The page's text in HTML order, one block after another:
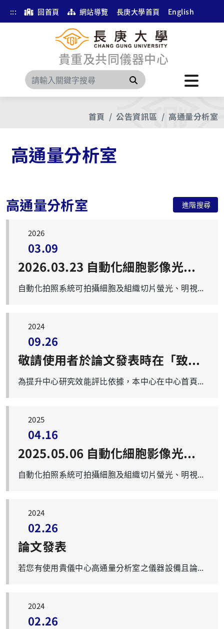
::: 回首頁 網站導覽 長庚大學首頁 English
貴重及共同儀器中心
搜尋
首頁 公告資訊區 高通量分析室
高通量分析室
高通量分析室 進階搜尋
2026
03.09
2026.03.23 自動化細胞影像光學分析系統（LionHeart FX）教育訓練
自動化拍照系統可拍攝細胞及組織切片螢光、明視野、高對比明視野與彩色明視野等影像，進行縫圖、疊圖或去背景等圖像處理，最後獲得圖片與分析資料。 名 稱：自動化細胞影像光學分析系統（LionHeart FX）教育訓練 時 間：2026年03月23日（一）上午10：10-11：30 講 者：虞景筌小姐 進階生物科技公司 演講地點：第一醫學大樓 3樓 M305教室 示範地點：第一醫學大樓 9樓 高通量分析室(R:0906) 報名網址：https://forms.office.com/r/TCxBPrpemm（2026年03月18日截止） 連絡信箱：iris@mail.cgu.edu.tw 歡迎踴躍報名參加！
2024
09.26
敬請使用者於論文發表時在「致謝欄」載明使用本校貴重及共同儀器中心設備及資源。
為提升中心研究效能評比依據，本中心在中心首頁及收費扣款記錄表內，提醒各實驗室主持人使用本校貴重及共同儀器中心設備者，在發表論文時，於「致謝欄」載明使用本校貴重及共同儀器中心設備及資源。 本校貴重及共同儀器中心中英文名稱如下: 長庚大學貴重及共同儀器中心 Core Instrument Center, Chang Gung University, Tao-Yuan, Taiwan. 並請email給我們您所發表文章的PDF檔，以實際成果支持本中心各項儀器的更新與維護，感謝您們的配合。
2025
04.16
2025.05.06 自動化細胞影像光學分析系統（LionHeart FX）教育訓練
自動化拍照系統可拍攝細胞及組織切片螢光、明視野、高對比明視野與彩色明視野等影像，進行縫圖、疊圖或去背景等圖像處理，最後獲得圖片與分析資料。 名 稱：自動化細胞影像光學分析系統（LionHeart FX）教育訓練 時 間：2025年05月06日（二）上午10：10-11：30 地 點：第一醫學大樓 2樓 M201教室 講 者：江宇蕙 小姐 Field Application Scientist (Agilent Technologies Taiwan) 實機示範：第一醫學大樓 9樓 高通量分析室(R:0906) 示範時間：同日下午分2梯次進行, 每梯次1小時 報名網址：https://forms.office.com/r/brhQD9dsZH（2025年05月02日截止） 連絡信箱：iris@mail.cgu.edu.tw 歡迎踴躍報名參加！
2024
02.26
論文發表
若您有使用貴儀中心高通量分析室之儀器設備且論文已發表，請您將PDF 檔e-mail 給本室管理員 (iris@mail.cgu.edu.tw)以便於收集統計。無限感激!
2024
02.26